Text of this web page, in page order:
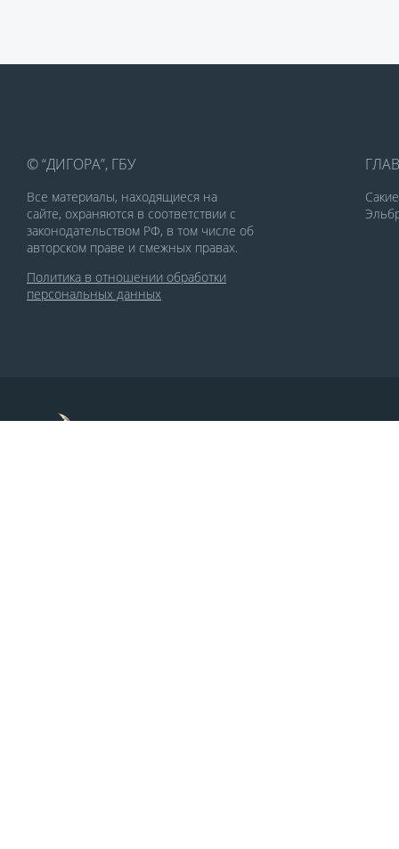
© “ДИГОРА”, ГБУ
Все материалы, находящиеся на
сайте, охраняются в соответствии с
законодательством РФ, в том числе об
авторском праве и смежных правах.
Политика в отношении обработки
персональных данных